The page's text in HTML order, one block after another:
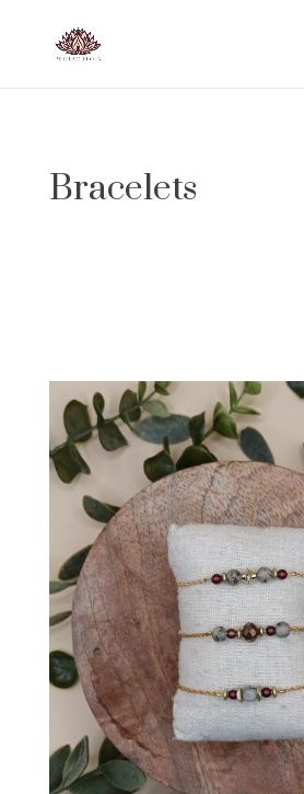
Bracelets